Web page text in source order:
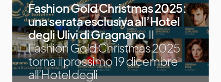
Fashion Gold Christmas 2025:
una serata esclusiva all’Hotel
degli Ulivi di GragnanoIl
Fashion Gold Christmas 2025
torna il prossimo 19 dicembre
all’Hotel degli